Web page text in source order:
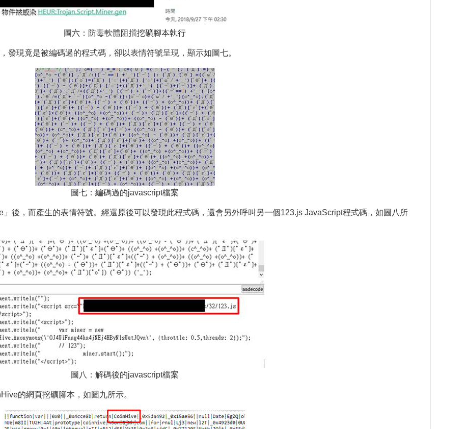
圖六：防毒軟體阻擋挖礦腳本執行
發現竟是被編碼過的程式碼，卻以表情符號呈現，顯示如圖七。
圖七：編碼過的javascript檔案
後，而產生的表情符號。經還原後可以發現此程式碼，還會另外呼叫另一個123.js JavaScript程式碼，如圖八所
圖八：解碼後的javascript檔案
的網頁挖礦腳本，如圖九所示。